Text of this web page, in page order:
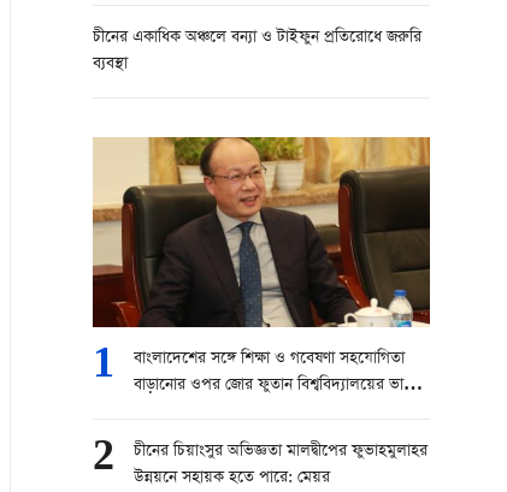
চীনের একাধিক অঞ্চলে বন্যা ও টাইফুন প্রতিরোধে জরুরি
ব্যবস্থা
1
বাংলাদেশের সঙ্গে শিক্ষা ও গবেষণা সহযোগিতা
বাড়ানোর ওপর জোর ফুতান বিশ্ববিদ্যালয়ের ভাইস
2
চীনের চিয়াংসুর অভিজ্ঞতা মালদ্বীপের ফুভাহমুলাহর
উন্নয়নে সহায়ক হতে পারে: মেয়র